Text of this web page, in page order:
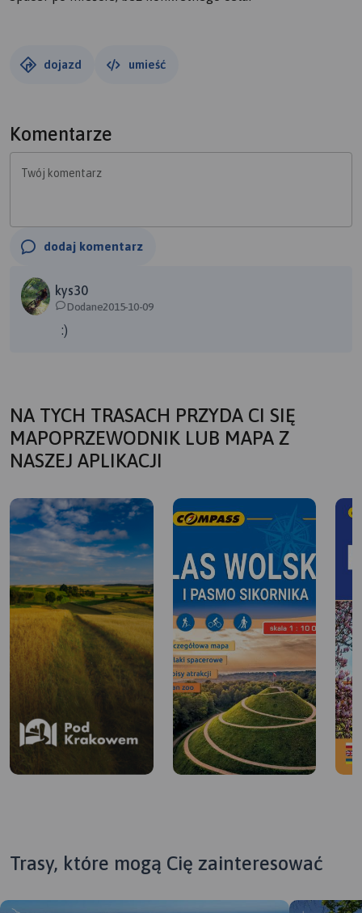
dojazd umieść
Komentarze
Twój komentarz
dodaj komentarz
kys30
Dodane2015-10-09
:)
NA TYCH TRASACH PRZYDA CI SIĘ
MAPOPRZEWODNIK LUB MAPA Z
NASZEJ APLIKACJI
Trasy, które mogą Cię zainteresować